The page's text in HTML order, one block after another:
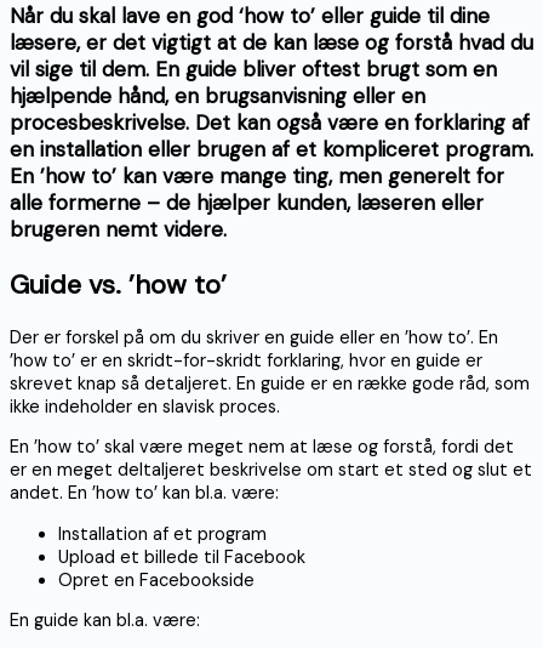
Når du skal lave en god ‘how to’ eller guide til dine
læsere, er det vigtigt at de kan læse og forstå hvad du
vil sige til dem. En guide bliver oftest brugt som en
hjælpende hånd, en brugsanvisning eller en
procesbeskrivelse. Det kan også være en forklaring af
en installation eller brugen af et kompliceret program.
En ’how to’ kan være mange ting, men generelt for
alle formerne – de hjælper kunden, læseren eller
brugeren nemt videre.
Guide vs. ’how to’
Der er forskel på om du skriver en guide eller en ’how to’. En
’how to’ er en skridt-for-skridt forklaring, hvor en guide er
skrevet knap så detaljeret. En guide er en række gode råd, som
ikke indeholder en slavisk proces.
En ’how to’ skal være meget nem at læse og forstå, fordi det
er en meget deltaljeret beskrivelse om start et sted og slut et
andet. En ’how to’ kan bl.a. være:
Installation af et program
Upload et billede til Facebook
Opret en Facebookside
En guide kan bl.a. være: